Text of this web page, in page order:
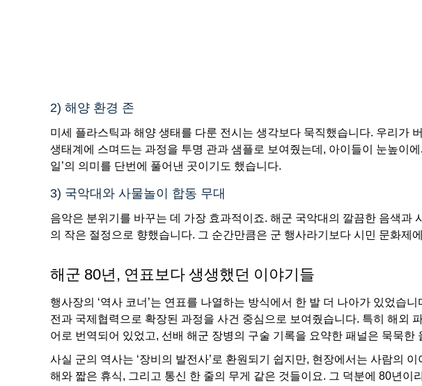
2) 해양 환경 존
미세 플라스틱과 해양 생태를 다룬 전시는 생각보다 묵직했습니다. 우리가
생태계에 스며드는 과정을 투명 관과 샘플로 보여줬는데, 아이들이 눈높이
일’의 의미를 단번에 풀어낸 곳이기도 했습니다.
3) 국악대와 사물놀이 합동 무대
음악은 분위기를 바꾸는 데 가장 효과적이죠. 해군 국악대의 깔끔한 음색과
의 작은 절정으로 향했습니다. 그 순간만큼은 군 행사라기보다 시민 문화제
해군 80년, 연표보다 생생했던 이야기들
행사장의 ‘역사 코너’는 연표를 나열하는 방식에서 한 발 더 나아가 있었습
전과 국제협력으로 확장된 과정을 사건 중심으로 보여줬습니다. 특히 해외
어로 번역되어 있었고, 선배 해군 장병의 구술 기록을 요약한 패널은 묵묵한
사실 군의 역사는 ‘장비의 발전사’로 환원되기 쉽지만, 현장에서는 사람의
해와 짧은 휴식, 그리고 통신 한 줄의 무게 같은 것들이요. 그 덕분에 80년이